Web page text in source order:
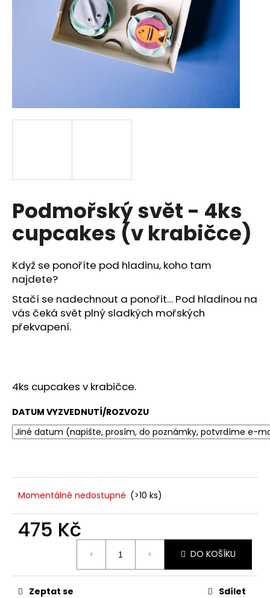
Podmořský svět - 4ks
cupcakes (v krabičce)
Když se ponoříte pod hladinu, koho tam
najdete?
Stačí se nadechnout a ponořit… Pod hladinou na
vás čeká svět plný sladkých mořských
překvapení.
4ks cupcakes v krabičce.
DATUM VYZVEDNUTÍ/ROZVOZU
Momentálně nedostupné (>10 ks)
475 Kč
DO KOŠÍKU
Zeptat se Sdílet
o
p
o
r
u
č
u
j
e
m